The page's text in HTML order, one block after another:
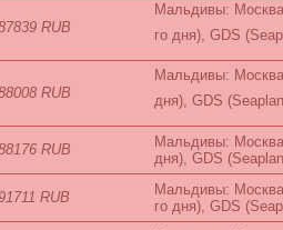
RUB
Мальдивы:
го дня), GDS
RUB
Мальдивы:
дня), GDS
RUB
Мальдивы:
дня), GDS
RUB
Мальдивы:
го дня), GDS